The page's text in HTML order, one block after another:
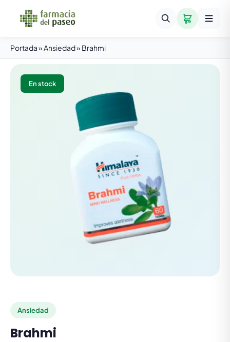
Portada»Ansiedad» Brahmi
En stock
Ansiedad
Brahmi